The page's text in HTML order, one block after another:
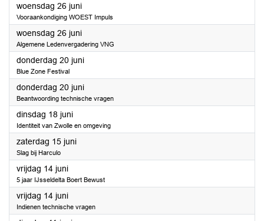
woensdag 26 juni2024
Vooraankondiging WOEST Impuls
woensdag 26 juni2024
Algemene Ledenvergadering VNG
donderdag 20 juni2024
Blue Zone Festival
donderdag 20 juni2024
Beantwoording technische vragen
dinsdag 18 juni2024
Identiteit van Zwolle en omgeving
zaterdag 15 juni2024
Slag bij Harculo
vrijdag 14 juni2024
5 jaar IJsseldelta Boert Bewust
vrijdag 14 juni2024
Indienen technische vragen